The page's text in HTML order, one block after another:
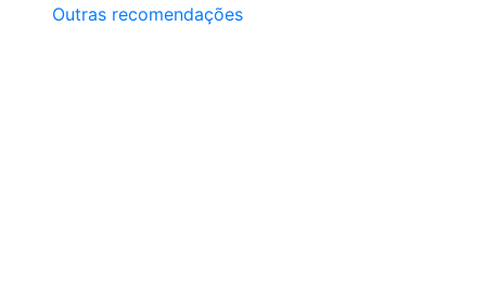
Outras recomendações